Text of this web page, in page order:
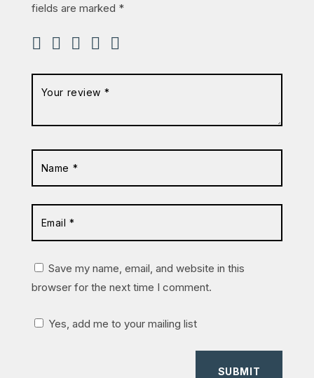
fields are marked *
Save my name, email, and website in this
browser for the next time I comment.
Yes, add me to your mailing list
SUBMIT